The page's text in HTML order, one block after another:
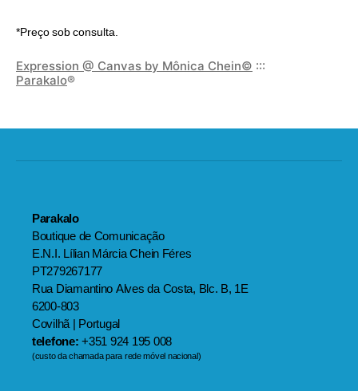
*Preço sob consulta.
Expression @ Canvas by Mônica Chein© :::
Parakalo®
Parakalo
Boutique de Comunicação
E.N.I. Lílian Márcia Chein Féres
PT279267177
Rua Diamantino Alves da Costa, Blc. B, 1E
6200-803
Covilhã | Portugal
telefone: +351 924 195 008
(custo da chamada para rede móvel nacional)